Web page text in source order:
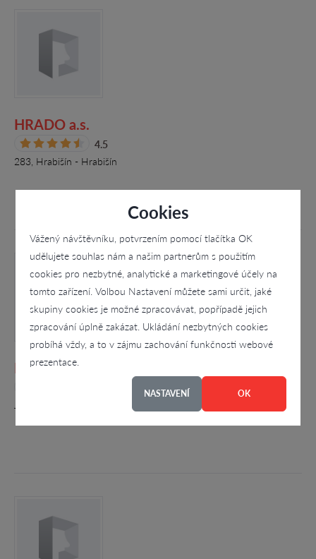
Cookies
Vážený návštěvníku, potvrzením pomocí tlačítka OK
udělujete souhlas nám a našim partnerům s použitím
cookies pro nezbytné, analytické a marketingové účely na
tomto zařízení. Volbou Nastavení můžete sami určit, jaké
skupiny cookies je možné zpracovávat, popřípadě jejich
zpracování úplně zakázat. Ukládání nezbytných cookies
probíhá vždy, a to v zájmu zachování funkčnosti webové
prezentace.
NASTAVENÍ OK
HRADO a.s.
4.5
283, Hrabišín - Hrabišín
KOWEB s.r.o.